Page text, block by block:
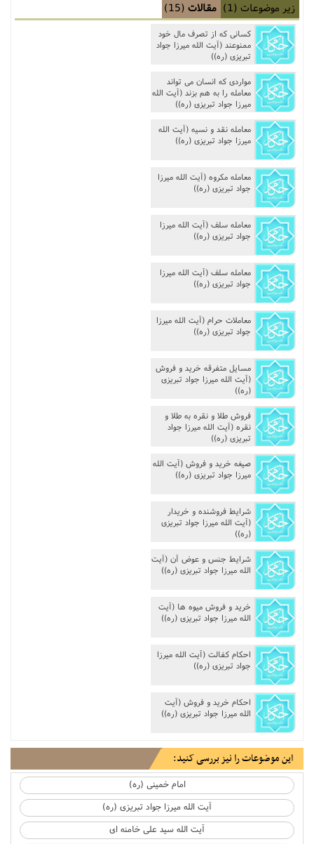
مناسک حج
عبادات
عقود
ایقاعات
احکام
اعتکاف
زندگی نامه مراجع تقلید
کتابخانه
زیر موضوعات (1) مقالات (15)
کسانى که از تصرف مال خود
ممنوعند (آیت الله میرزا جواد
تبریزی (ره))
مواردی که انسان می تواند
معامله را به هم بزند (آیت الله
میرزا جواد تبریزی (ره))
معامله نقد و نسیه (آیت الله
میرزا جواد تبریزی (ره))
معامله مکروه (آیت الله میرزا
جواد تبریزی (ره))
معامله سلف (آیت الله میرزا
جواد تبریزی (ره))
معامله سلف (آیت الله میرزا
جواد تبریزی (ره))
معاملات حرام (آیت الله میرزا
جواد تبریزی (ره))
مسایل متفرقه خرید و فروش‌‌
(آیت الله میرزا جواد تبریزی
(ره))
فروش طلا و نقره به طلا و
نقره (آیت الله میرزا جواد
تبریزی (ره))
صیغه خرید و فروش (آیت الله
میرزا جواد تبریزی (ره))
شرایط فروشنده و خریدار
(آیت الله میرزا جواد تبریزی
(ره))
شرایط جنس و عوض آن (آیت
الله میرزا جواد تبریزی (ره))
خرید و فروش میوه ها (آیت
الله میرزا جواد تبریزی (ره))
احکام کفالت (آیت الله میرزا
جواد تبریزی (ره))
احکام خرید و فروش (آیت
الله میرزا جواد تبریزی (ره))
این موضوعات را نیز بررسی کنید:
امام خمینی (ره)
آیت الله میرزا جواد تبریزی (ره)
آیت الله سید علی خامنه ای